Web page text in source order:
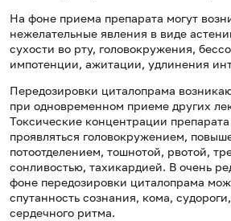
На фоне приема препарата могут
нежелательные явления в виде
сухости во рту, головокружения,
импотенции, ажитации, удлинения
Передозировки циталопрама
при одновременном приеме других
Токсические концентрации
проявляться головокружением,
потоотделением, тошнотой, рвотой,
сонливостью, тахикардией. В очень
фоне передозировки циталопрама
спутанность сознания, кома,
сердечного ритма.